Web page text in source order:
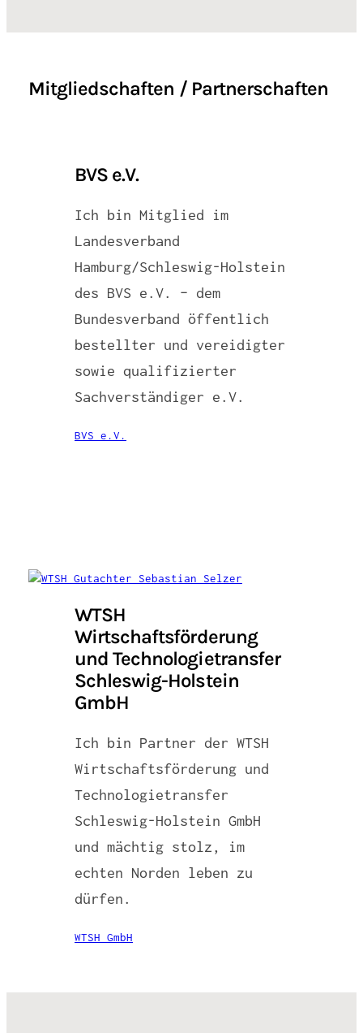
Mitgliedschaften / Partnerschaften
BVS e.V.
Ich bin Mitglied im
Landesverband
Hamburg/Schleswig-Holstein
des BVS e.V. – dem
Bundesverband öffentlich
bestellter und vereidigter
sowie qualifizierter
Sachverständiger e.V.
BVS e.V.
WTSH
Wirtschaftsförderung
und Technologietransfer
Schleswig-Holstein
GmbH
Ich bin Partner der WTSH
Wirtschaftsförderung und
Technologietransfer
Schleswig-Holstein GmbH
und mächtig stolz, im
echten Norden leben zu
dürfen.
WTSH GmbH